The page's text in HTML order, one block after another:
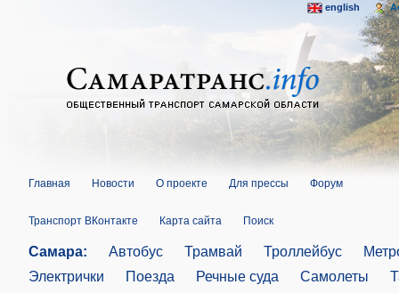
Главная Новости О проекте Для прессы Форум
Транспорт ВКонтакте Карта сайта Поиск
Самара: Автобус Трамвай Троллейбус
Электрички
Поезда Речные суда Самолеты
english